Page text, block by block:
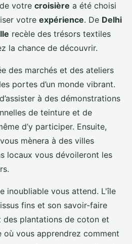
votre croisière a été choisi
votre expérience. De Delhi
recèle des trésors textiles
la chance de découvrir.
des marchés et des ateliers
portes d’un monde vibrant.
à des démonstrations
de teinture et de
d’y participer. Ensuite,
mènera à des villes
locaux vous dévoileront les
inoubliable vous attend. L'île
fins et son savoir-faire
des plantations de coton et
où vous apprendrez comment